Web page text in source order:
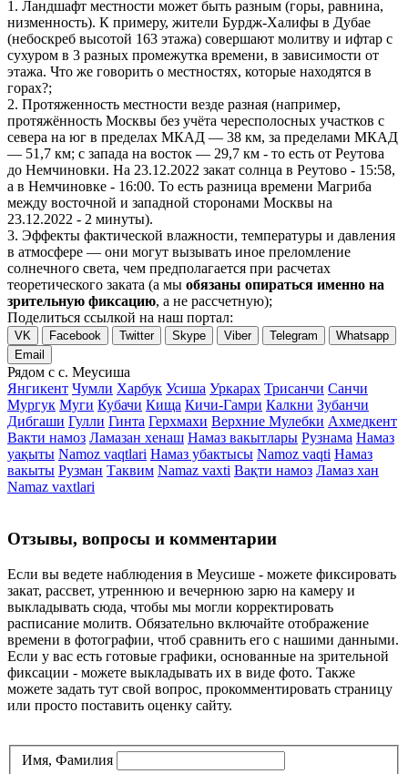
1. Ландшафт местности может быть разным (горы, равнина,
низменность). К примеру, жители Бурдж-Халифы в Дубае
(небоскреб высотой 163 этажа) совершают молитву и ифтар с
сухуром в 3 разных промежутка времени, в зависимости от
этажа. Что же говорить о местностях, которые находятся в
горах?;
2. Протяженность местности везде разная (например,
протяжённость Москвы без учёта чересполосных участков с
севера на юг в пределах МКАД — 38 км, за пределами МКАД
— 51,7 км; с запада на восток — 29,7 км - то есть от Реутова
до Немчиновки. На 23.12.2022 закат солнца в Реутово - 15:58,
а в Немчиновке - 16:00. То есть разница времени Магриба
между восточной и западной сторонами Москвы на
23.12.2022 - 2 минуты).
3. Эффекты фактической влажности, температуры и давления
в атмосфере — они могут вызывать иное преломление
солнечного света, чем предполагается при расчетах
теоретического заката (а мы обязаны опираться именно на
зрительную фиксацию, а не рассчетную);
Поделиться ссылкой на наш портал:
VK Facebook Twitter Skype Viber Telegram
Whatsapp
Email
Рядом с с. Меусиша
Янгикент Чумли Харбук Усиша Уркарах Трисанчи Санчи
Мургук Муги Кубачи Кища Кичи-Гамри Калкни Зубанчи
Дибгаши Гулли Гинта Герхмахи Верхние Мулебки Ахмедкент
Вакти намоз Ламазан хенаш Намаз вакытлары Рузнама Намаз
уақыты Namoz vaqtlari Намаз убактысы Namoz vaqti Намаз
вакыты Рузман Таквим Namaz vaxti Вақти намоз Ламаз хан
Namaz vaxtlari
Отзывы, вопросы и комментарии
Если вы ведете наблюдения в Меусише - можете фиксировать
закат, рассвет, утреннюю и вечернюю зарю на камеру и
выкладывать сюда, чтобы мы могли корректировать
расписание молитв. Обязательно включайте отображение
времени в фотографии, чтоб сравнить его с нашими данными.
Если у вас есть готовые графики, основанные на зрительной
фиксации - можете выкладывать их в виде фото. Также
можете задать тут свой вопрос, прокомментировать страницу
или просто поставить оценку сайту.
Имя, Фамилия